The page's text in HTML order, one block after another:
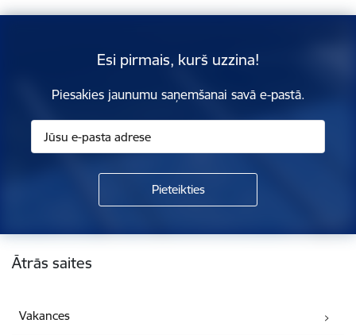
Esi pirmais, kurš uzzina!
Piesakies jaunumu saņemšanai savā e-pastā.
Kājene
Ātrās saites
Vakances